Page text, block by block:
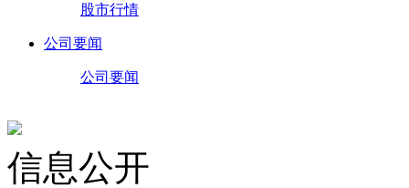
股市行情
公司要闻
公司要闻
信息公开